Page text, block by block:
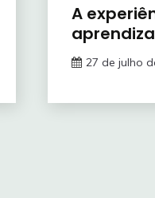
A
27 de julho